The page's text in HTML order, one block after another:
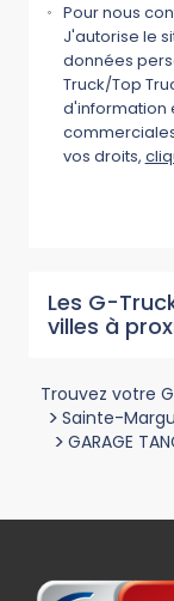
Pour nous
J'autorise le
données
Truck/Top
d'information
vos droits,
Les G-
villes à
Trouvez votre
> Sainte-
> GARAGE